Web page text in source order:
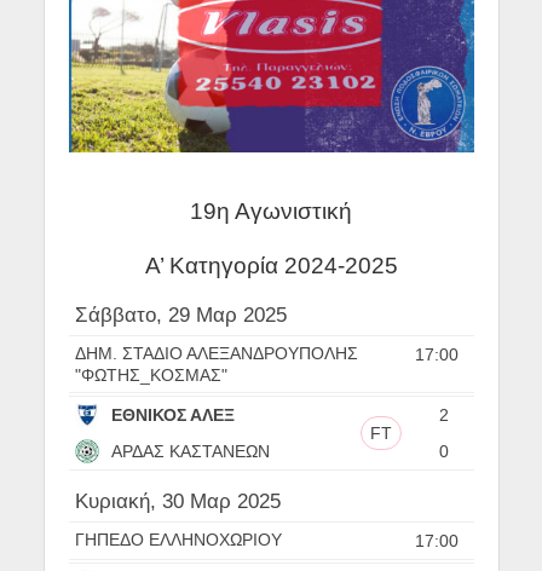
19η Αγωνιστική
Α’ Κατηγορία 2024-2025
Σάββατο, 29 Μαρ 2025
17:00
ΔΗΜ. ΣΤΑΔΙΟ ΑΛΕΞΑΝΔΡΟΥΠΟΛΗΣ
"ΦΩΤΗΣ_ΚΟΣΜΑΣ"
ΕΘΝΙΚΟΣ ΑΛΕΞ
2
FT
ΑΡΔΑΣ ΚΑΣΤΑΝΕΩΝ
0
Κυριακή, 30 Μαρ 2025
17:00
ΓΗΠΕΔΟ ΕΛΛΗΝΟΧΩΡΙΟΥ